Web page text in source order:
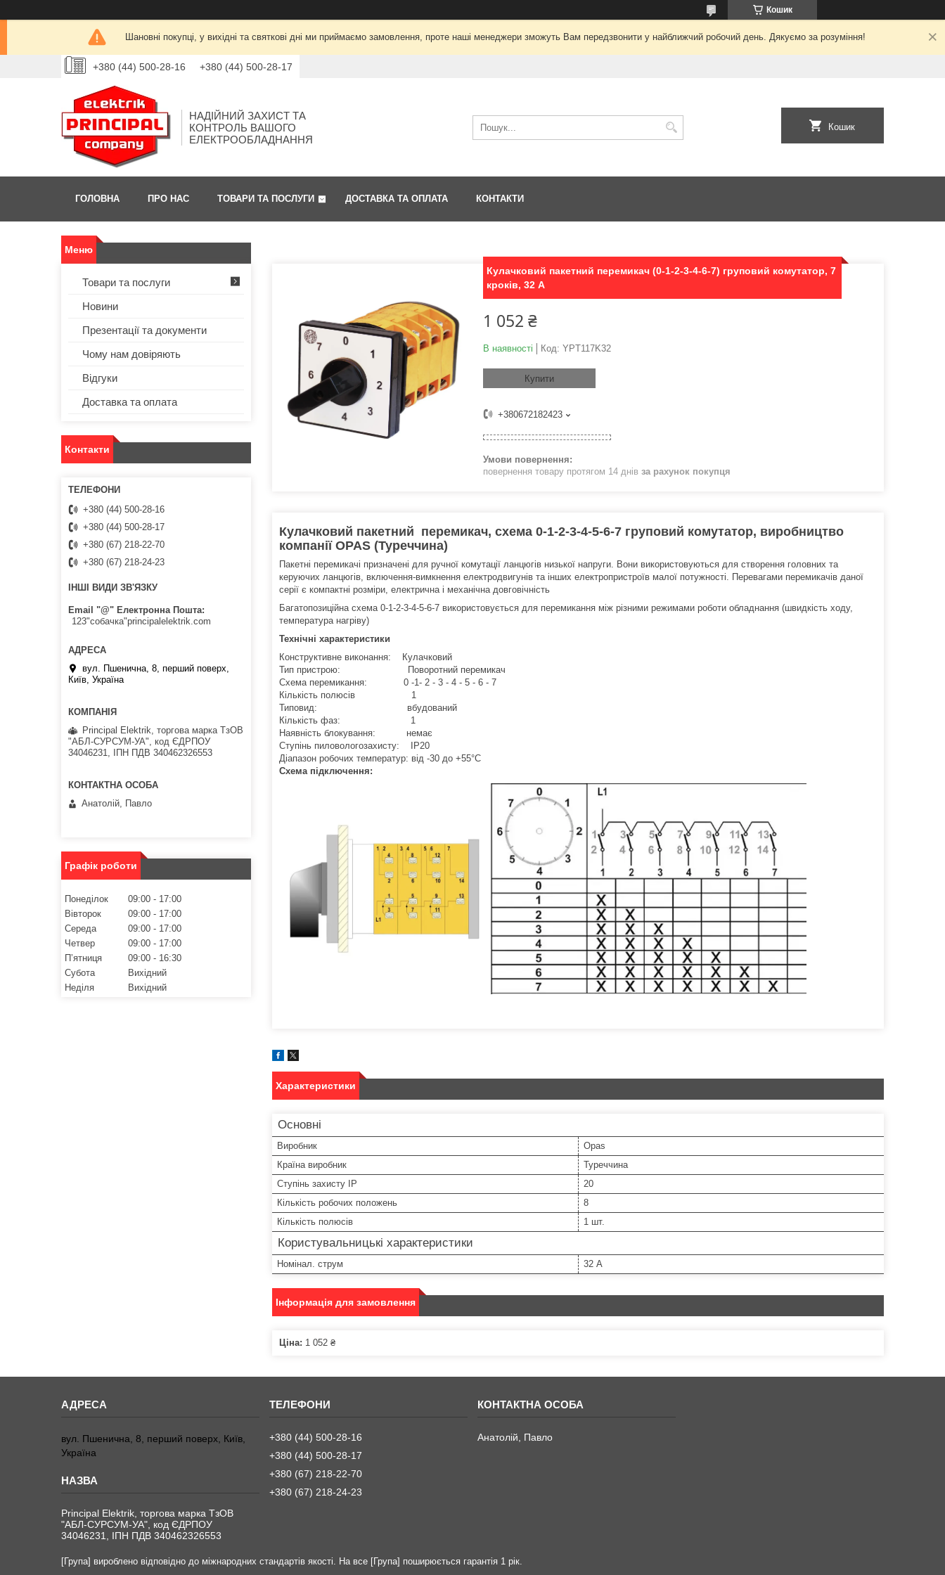
Кошик
Шановні покупці, у вихідні та святкові дні ми приймаємо замовлення, проте наші менеджери зможуть Вам передзвонити у найближчий робочий день. Дякуємо за розуміння!
+380 (44) 500-28-16 +380 (44) 500-28-17
НАДІЙНИЙ ЗАХИСТ ТА
КОНТРОЛЬ ВАШОГО
ЕЛЕКТРООБЛАДНАННЯ
Кошик
ГОЛОВНА ПРО НАС ТОВАРИ ТА ПОСЛУГИ ДОСТАВКА ТА ОПЛАТА КОНТАКТИ
Кулачковий пакетний перемикач (0-1-2-3-4-6-7) груповий комутатор, 7
кроків, 32 А
1 052 ₴
В наявності Код: YPT117K32
Купити
+380672182423
повернення товару протягом 14 днів за рахунок покупця
Кулачковий пакетний перемикач, схема 0-1-2-3-4-5-6-7 груповий комутатор, виробництво
компанії OPAS (Туреччина)
Пакетні перемикачі призначені для ручної комутації ланцюгів низької напруги. Вони використовуються для створення головних та
керуючих ланцюгів, включення-вимкнення електродвигунів та інших електропристроїв малої потужності. Перевагами перемикачів даної
серії є компактні розміри, електрична і механічна довговічність
Багатопозиційна схема 0-1-2-3-4-5-6-7 використовується для перемикання між різними режимами роботи обладнання (швидкість ходу,
температура нагріву)
Технічні характеристики
Конструктивне виконання: Кулачковий
Тип пристрою: Поворотний перемикач
Схема перемикання: 0 -1- 2 - 3 - 4 - 5 - 6 - 7
Кількість полюсів 1
Типовид: вбудований
Кількість фаз: 1
Наявність блокування: немає
Ступінь пиловологозахисту: IP20
Діапазон робочих температур: від -30 до +55°С
Схема підключення:
Характеристики
Основні
Виробник
Opas
Країна виробник
Туреччина
Ступінь захисту IP
20
Кількість робочих положень
8
Кількість полюсів
1 шт.
Користувальницькі характеристики
Номінал. струм 32 А
Інформація для замовлення
Ціна: 1 052 ₴
Товари та послуги
Новини
Презентації та документи
Чому нам довіряють
Відгуки
Доставка та оплата
Контакти
+380 (44) 500-28-16
+380 (44) 500-28-17
+380 (67) 218-22-70
+380 (67) 218-24-23
ІНШІ ВИДИ ЗВ'ЯЗКУ
Email "@" Електронна Пошта
123"собачка"principalelektrik.com
вул. Пшенична, 8, перший поверх,
Київ, Україна
Principal Elektrik, торгова марка ТзОВ
"АБЛ-СУРСУМ-УА", код ЄДРПОУ
34046231, ІПН ПДВ 340462326553
Анатолій, Павло
Графік роботи
Понеділок 09:00
17:00
Вівторок
09:00
17:00
Середа
09:00
17:00
Четвер
09:00
17:00
Пʼятниця
09:00
16:30
Субота
Вихідний
Неділя
Вихідний
вул. Пшенична, 8, перший поверх, Київ,
Україна
Principal Elektrik, торгова марка ТзОВ
"АБЛ-СУРСУМ-УА", код ЄДРПОУ
34046231, ІПН ПДВ 340462326553
+380 (44) 500-28-16
+380 (44) 500-28-17
+380 (67) 218-22-70
+380 (67) 218-24-23
Анатолій, Павло
[Група] вироблено відповідно до міжнародних стандартів якості. На все [Група] поширюється гарантія 1 рік.